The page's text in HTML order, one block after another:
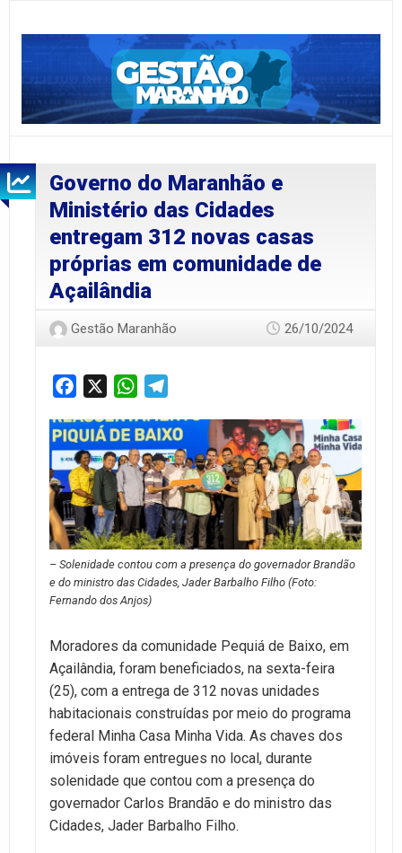
Governo do Maranhão e
Ministério das Cidades
entregam 312 novas casas
próprias em comunidade de
Açailândia
Gestão Maranhão 26/10/2024
Facebook WhatsApp
– Solenidade contou com a presença do governador Brandão
e do ministro das Cidades, Jader Barbalho Filho (Foto:
Fernando dos Anjos)
Moradores da comunidade Pequiá de Baixo, em
Açailândia, foram beneficiados, na sexta-feira
(25), com a entrega de 312 novas unidades
habitacionais construídas por meio do programa
federal Minha Casa Minha Vida. As chaves dos
imóveis foram entregues no local, durante
solenidade que contou com a presença do
governador Carlos Brandão e do ministro das
Cidades, Jader Barbalho Filho.